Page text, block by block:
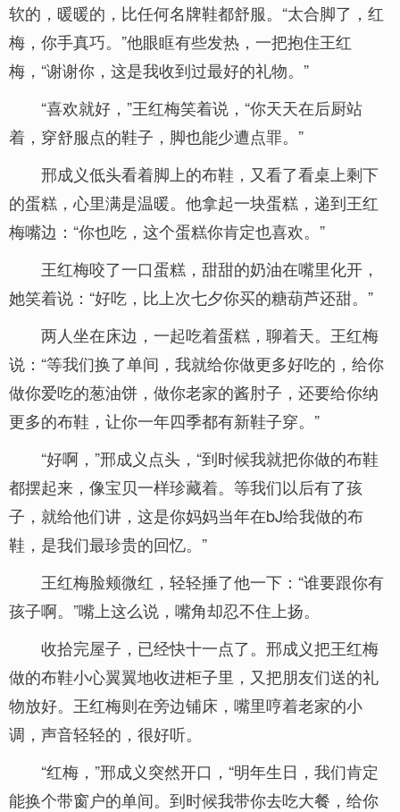
软的，暖暖的，比任何名牌鞋都舒服。“太合脚了，红
梅，你手真巧。”他眼眶有些发热，一把抱住王红
梅，“谢谢你，这是我收到过最好的礼物。”
“喜欢就好，”王红梅笑着说，“你天天在后厨站
着，穿舒服点的鞋子，脚也能少遭点罪。”
邢成义低头看着脚上的布鞋，又看了看桌上剩下
的蛋糕，心里满是温暖。他拿起一块蛋糕，递到王红
梅嘴边：“你也吃，这个蛋糕你肯定也喜欢。”
王红梅咬了一口蛋糕，甜甜的奶油在嘴里化开，
她笑着说：“好吃，比上次七夕你买的糖葫芦还甜。”
两人坐在床边，一起吃着蛋糕，聊着天。王红梅
说：“等我们换了单间，我就给你做更多好吃的，给你
做你爱吃的葱油饼，做你老家的酱肘子，还要给你纳
更多的布鞋，让你一年四季都有新鞋子穿。”
“好啊，”邢成义点头，“到时候我就把你做的布鞋
都摆起来，像宝贝一样珍藏着。等我们以后有了孩
子，就给他们讲，这是你妈妈当年在bJ给我做的布
鞋，是我们最珍贵的回忆。”
王红梅脸颊微红，轻轻捶了他一下：“谁要跟你有
孩子啊。”嘴上这么说，嘴角却忍不住上扬。
收拾完屋子，已经快十一点了。邢成义把王红梅
做的布鞋小心翼翼地收进柜子里，又把朋友们送的礼
物放好。王红梅则在旁边铺床，嘴里哼着老家的小
调，声音轻轻的，很好听。
“红梅，”邢成义突然开口，“明年生日，我们肯定
能换个带窗户的单间。到时候我带你去吃大餐，给你